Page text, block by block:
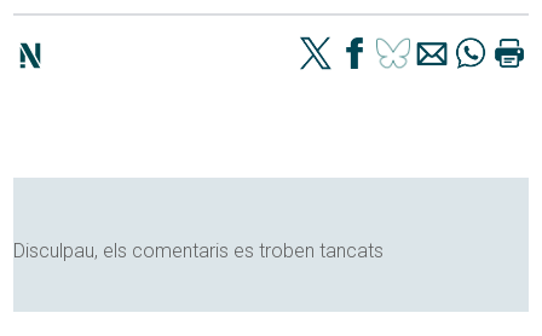
Disculpau, els comentaris es troben tancats